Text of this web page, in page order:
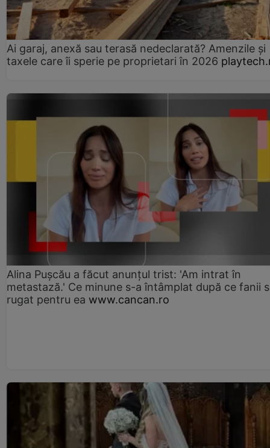
Ai garaj, anexă sau terasă nedeclarată? Amenzile și
taxele care îi sperie pe proprietari în 2026
Alina Pușcău a făcut anunțul trist: 'Am intrat în
metastază.' Ce minune s-a întâmplat după ce fanii
rugat pentru ea www.cancan.ro